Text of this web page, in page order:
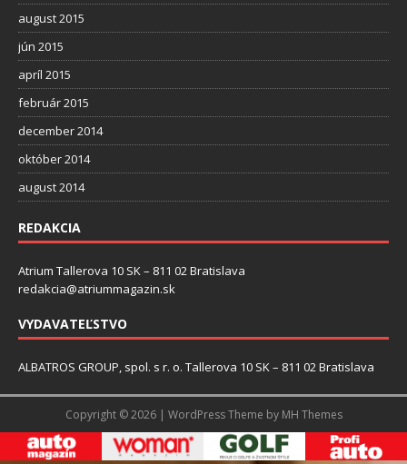
august 2015
jún 2015
apríl 2015
február 2015
december 2014
október 2014
august 2014
REDAKCIA
Atrium Tallerova 10 SK – 811 02 Bratislava
redakcia@atriummagazin.sk
VYDAVATEĽSTVO
ALBATROS GROUP, spol. s r. o. Tallerova 10 SK – 811 02 Bratislava
Copyright © 2026 | WordPress Theme by MH Themes